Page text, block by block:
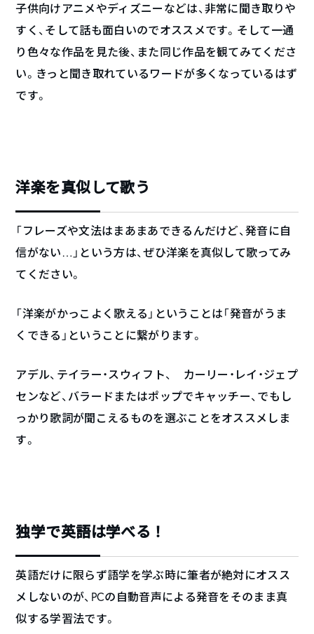
子供向けアニメやディズニーなどは、非常に聞き取りや
すく、そして話も面白いのでオススメです。そして一通
り色々な作品を見た後、また同じ作品を観てみてくださ
い。きっと聞き取れているワードが多くなっているはず
です。
洋楽を真似して歌う
「フレーズや文法はまあまあできるんだけど、発音に自
信がない…」という方は、ぜひ洋楽を真似して歌ってみ
てください。
「洋楽がかっこよく歌える」ということは「発音がうま
くできる」ということに繋がります。
アデル、テイラー・スウィフト、 カーリー・レイ・ジェプ
センなど、バラードまたはポップでキャッチー、でもし
っかり歌詞が聞こえるものを選ぶことをオススメしま
す。
独学で英語は学べる！
英語だけに限らず語学を学ぶ時に筆者が絶対にオスス
メしないのが、PCの自動音声による発音をそのまま真
似する学習法です。